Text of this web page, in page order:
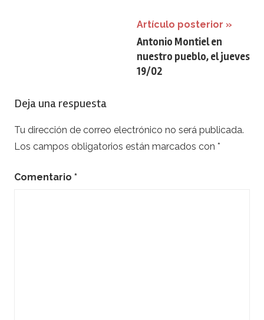
Artículo posterior
Antonio Montiel en
nuestro pueblo, el jueves
19/02
Deja una respuesta
Tu dirección de correo electrónico no será publicada.
Los campos obligatorios están marcados con *
Comentario *